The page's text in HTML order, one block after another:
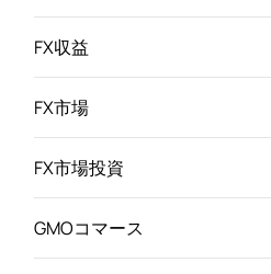
FX収益
FX市場
FX市場投資
GMOコマース